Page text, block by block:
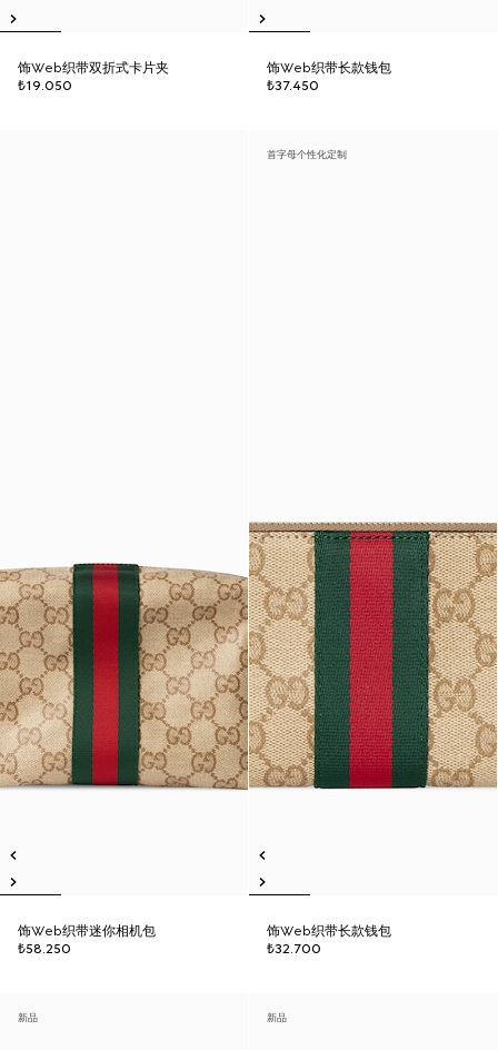
饰Web织带双折式卡片夹
₺19.050
饰Web织带长款钱包
₺37.450
饰Web织带迷你相机包
₺58.250
首字母个性化定制
饰Web织带长款钱包
₺32.700
新品 新品